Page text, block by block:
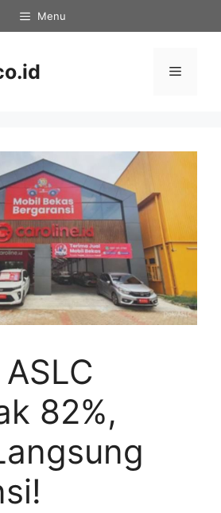
Menu
Menu
82%,